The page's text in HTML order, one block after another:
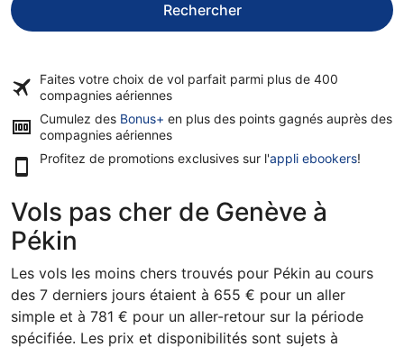
Rechercher
Faites votre choix de vol parfait parmi plus de 400
compagnies aériennes
Cumulez des Bonus+ en plus des points gagnés auprès des
compagnies aériennes
Profitez de promotions exclusives sur l'appli ebookers!
Vols pas cher de Genève à
Pékin
Les vols les moins chers trouvés pour Pékin au cours
des 7 derniers jours étaient à 655 € pour un aller
simple et à 781 € pour un aller-retour sur la période
spécifiée. Les prix et disponibilités sont sujets à